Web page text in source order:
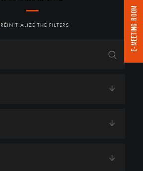
RÉINITIALIZE THE FILTERS E-MEETING ROOM